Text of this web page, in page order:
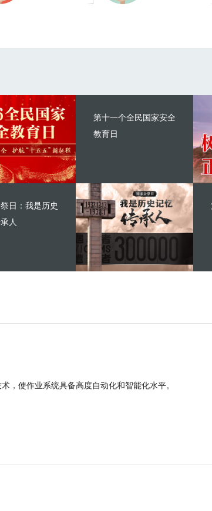
第十一个全民国家安全
教育日
日：我是历史
人
，使作业系统具备高度自动化和智能化水平。